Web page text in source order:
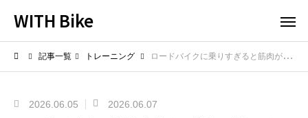
WITH Bike
記事一覧 トレーニング ロードバイクに乗りすぎると筋肉が落ちる？有酸素運動と筋肥大のバランス
2026.06.05 2026.06.07